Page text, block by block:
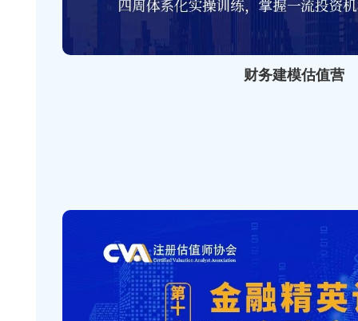
财务建模估值营